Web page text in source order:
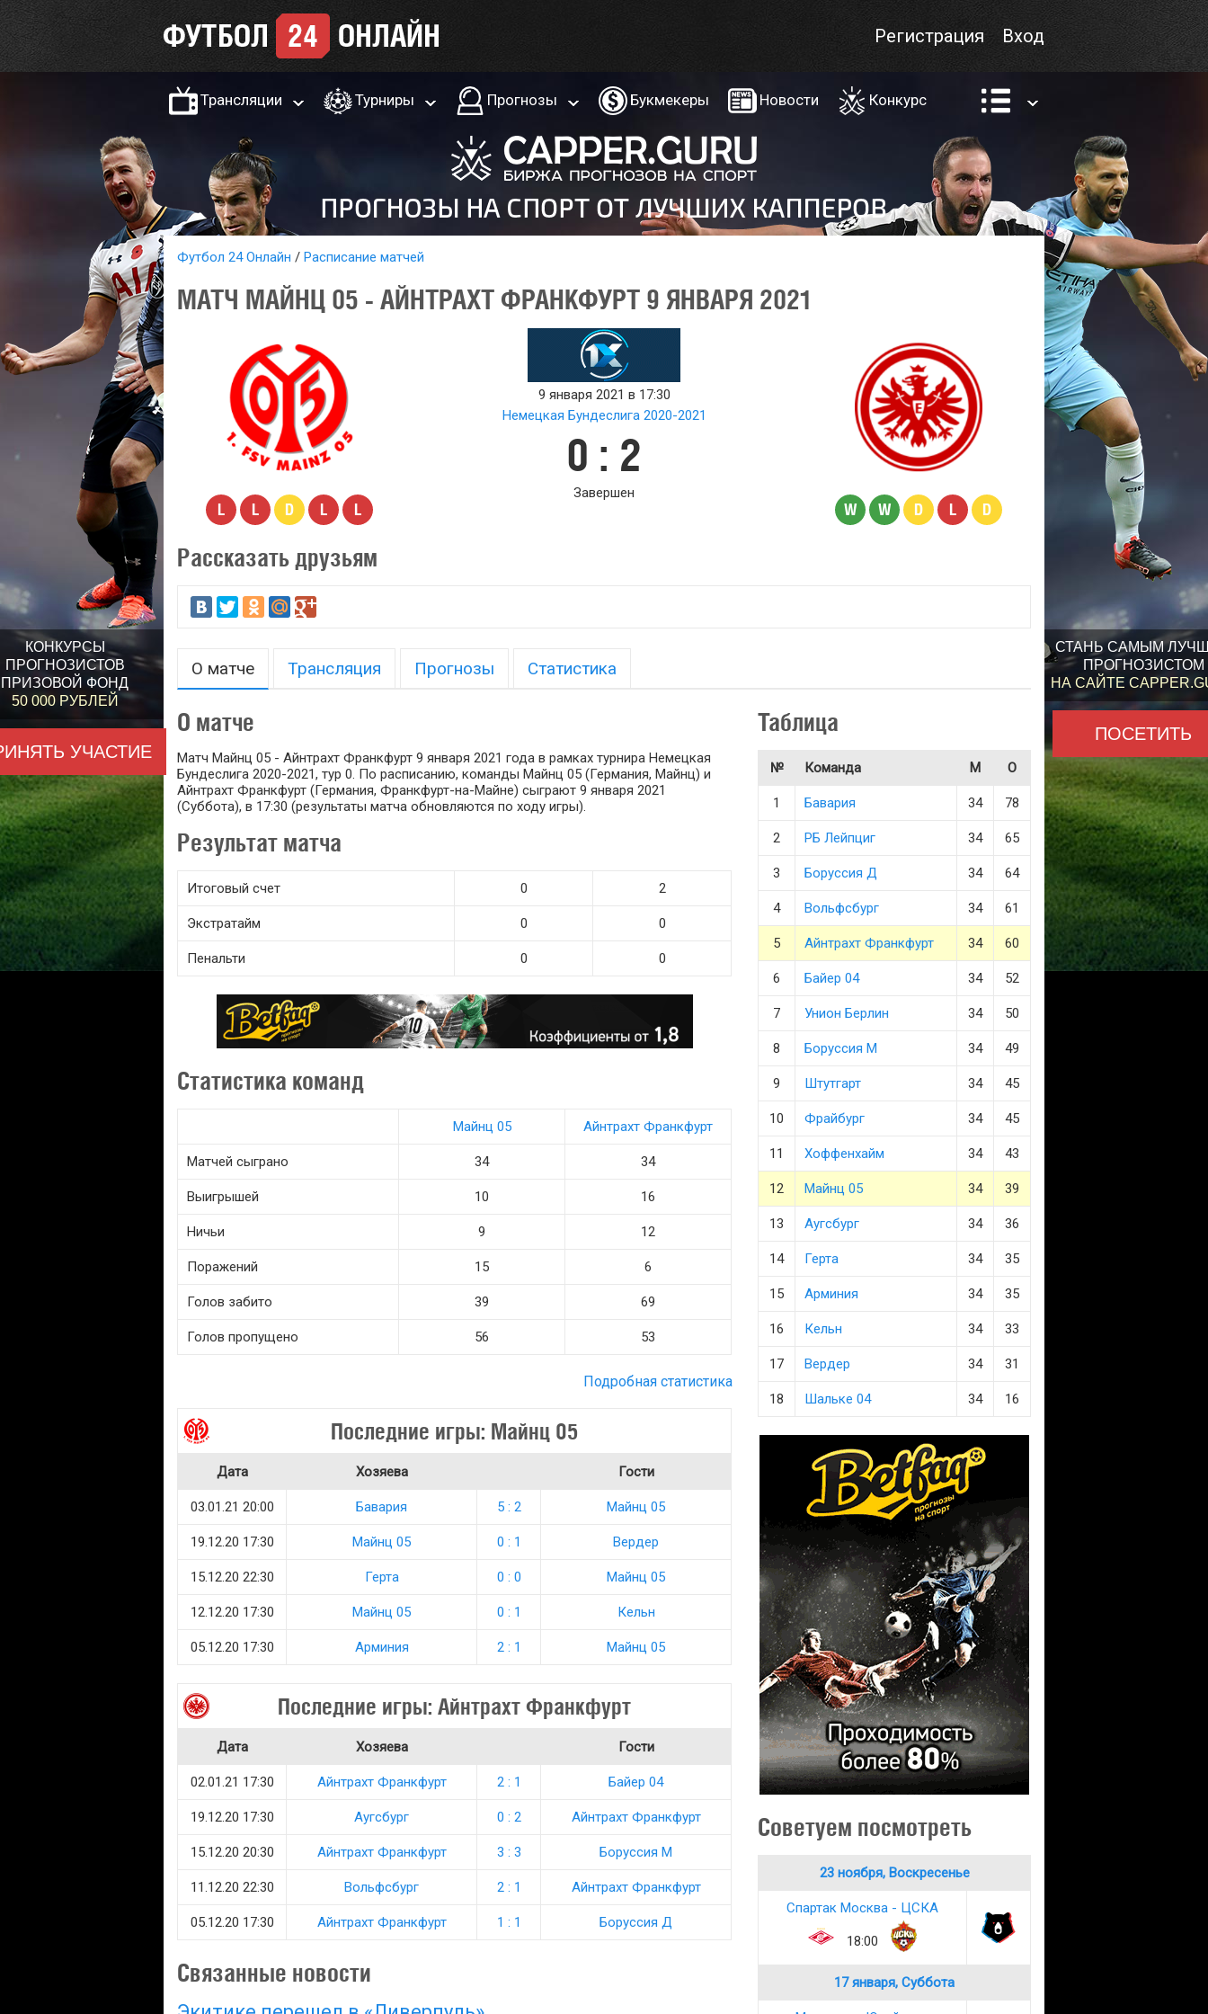
КОНКУРСЫ
ПРОГНОЗИСТОВ
ПРИЗОВОЙ ФОНД
50 000 РУБЛЕЙ
УЧАСТИЕ
СТАНЬ САМЫМ
ПРОГНОЗИСТОМ
НА САЙТЕ
ПОСЕТИТЬ
Вход
Регистрация
Трансляции Турниры Прогнозы Букмекеры Новости Конкурс
Футбол 24 Онлайн Расписание матчей
МАТЧ МАЙНЦ 05 - АЙНТРАХТ ФРАНКФУРТ 9 ЯНВАРЯ 2021
L L D L L
9 января 2021 в 17:30
Немецкая Бундеслига 2020-2021
0 : 2
Завершен
W W D L D
Рассказать друзьям
О матче Трансляция Прогнозы Статистика
О матче
Матч Майнц 05 - Айнтрахт Франкфурт 9 января 2021 года в рамках турнира Немецкая
Бундеслига 2020-2021, тур 0. По расписанию, команды Майнц 05 (Германия, Майнц) и
Айнтрахт Франкфурт (Германия, Франкфурт-на-Майне) сыграют 9 января 2021
(Суббота), в 17:30 (результаты матча обновляются по ходу игры).
Результат матча
Итоговый счет 0 2
Экстратайм 0 0
Пенальти 0 0
Статистика команд
Майнц 05 Айнтрахт Франкфурт
Матчей сыграно 34 34
Выигрышей 10 16
Ничьи 9 12
Поражений 15 6
Голов забито 39 69
Голов пропущено 56 53
Подробная статистика
Последние игры: Майнц 05
Дата Хозяева Гости
03.01.21 20:00 Бавария 5 : 2 Майнц 05
19.12.20 17:30 Майнц 05 0 : 1 Вердер
15.12.20 22:30 Герта 0 : 0 Майнц 05
12.12.20 17:30 Майнц 05 0 : 1 Кельн
05.12.20 17:30 Арминия 2 : 1 Майнц 05
Последние игры: Айнтрахт Франкфурт
Дата Хозяева Гости
02.01.21 17:30 Айнтрахт Франкфурт 2 : 1 Байер 04
19.12.20 17:30 Аугсбург 0 : 2 Айнтрахт Франкфурт
15.12.20 20:30 Айнтрахт Франкфурт 3 : 3 Боруссия М
11.12.20 22:30 Вольфсбург 2 : 1 Айнтрахт Франкфурт
05.12.20 17:30 Айнтрахт Франкфурт 1 : 1 Боруссия Д
Связанные новости
Таблица
№ Команда М О
1 Бавария 34 78
2 РБ Лейпциг 34 65
3 Боруссия Д 34 64
4 Вольфсбург 34 61
5 Айнтрахт Франкфурт 34 60
6 Байер 04 34 52
7 Унион Берлин 34 50
8 Боруссия М 34 49
9 Штутгарт 34 45
10 Фрайбург 34 45
11 Хоффенхайм 34 43
12 Майнц 05 34 39
13 Аугсбург 34 36
14 Герта 34 35
15 Арминия 34 35
16 Кельн 34 33
17 Вердер 34 31
18 Шальке 04 34 16
Советуем посмотреть
23 ноября, Воскресенье
Спартак Москва - ЦСКА
18:00
17 января, Суббота